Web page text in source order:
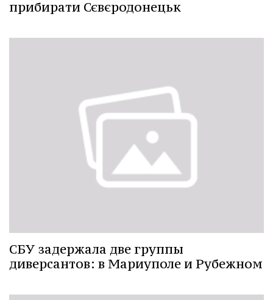
прибирати Сєвєродонецьк
СБУ задержала две группы
диверсантов: в Мариуполе и Рубежном